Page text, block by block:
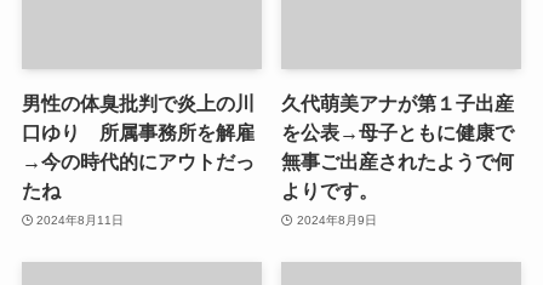
男性の体臭批判で炎上の川
口ゆり 所属事務所を解雇
→今の時代的にアウトだっ
たね
2024年8月11日
久代萌美アナが第１子出産
を公表→母子ともに健康で
無事ご出産されたようで何
よりです。
2024年8月9日